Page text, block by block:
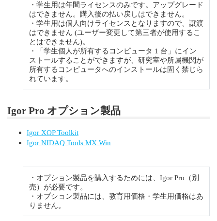
・学生用は年間ライセンスのみです。アップグレード
はできません。購入後の払い戻しはできません。
・学生用は個人向けライセンスとなりますので、譲渡
はできません (ユーザー変更して第三者が使用するこ
とはできません)。
・「学生個人が所有するコンピュータ 1 台」にイン
ストールすることができますが、研究室や所属機関が
所有するコンピュータへのインストールは固く禁じら
れています。
Igor Pro オプション製品
Igor XOP Toolkit
Igor NIDAQ Tools MX Win
・オプション製品を購入するためには、Igor Pro（別
売）が必要です。
・オプション製品には、教育用価格・学生用価格はあ
りません。